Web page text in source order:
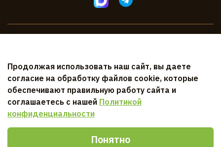
Клиентам
Документы
Продолжая использовать наш сайт, вы даете
согласие на обработку файлов cookie, которые
обеспечивают правильную работу сайта и
соглашаетесь с нашей Политикой
конфиденциальности
Понятно